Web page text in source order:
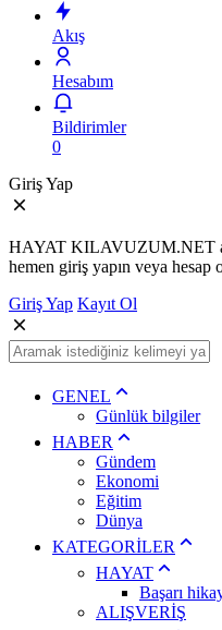
Akış
Hesabım
Bildirimler
0
Giriş Yap
HAYAT KILAVUZUM.NET
hemen giriş yapın veya
Giriş Yap Kayıt Ol
GENEL
Günlük bilgiler
HABER
Gündem
Ekonomi
Eğitim
Dünya
KATEGORİLER
HAYAT
Başarı
ALIŞVERİŞ